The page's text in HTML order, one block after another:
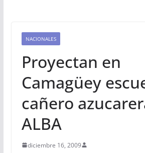
NACIONALES
Proyectan en
Camagüey
cañero
ALBA
diciembre 16, 2009